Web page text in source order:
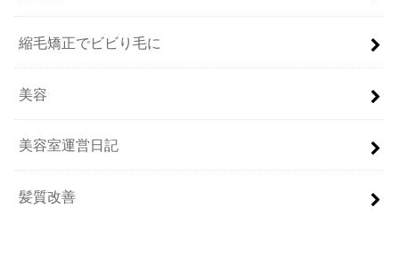
縮毛矯正でビビり毛に
美容
美容室運営日記
髪質改善